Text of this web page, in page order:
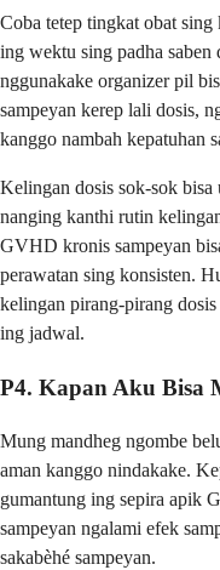
Coba tetep tingkat obat
ing wektu sing padha
nggunakake organizer pil
sampeyan kerep lali dosis,
kanggo nambah kepatuhan
Kelingan dosis sok-sok bisa
nanging kanthi rutin
GVHD kronis sampeyan
perawatan sing konsisten.
kelingan pirang-pirang
ing jadwal.
P4. Kapan Aku Bisa
Mung mandheg ngombe
aman kanggo nindakake.
gumantung ing sepira apik
sampeyan ngalami efek
sakabèhé sampeyan.